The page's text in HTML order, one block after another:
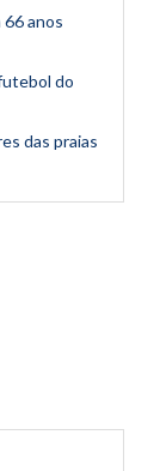
66 anos
do
das praias